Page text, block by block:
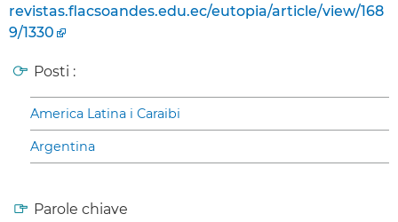
revistas.flacsoandes.edu.ec/eutopia/article/view/168
9/1330
Posti :
America Latina i Caraibi
Argentina
Parole chiave